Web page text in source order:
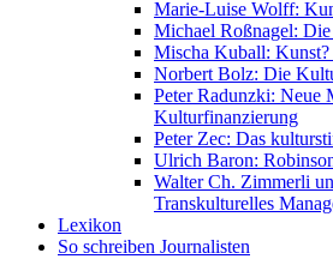
Marie-Luise Wolff:
Michael Roßnagel:
Mischa Kuball:
Norbert Bolz: Die
Peter Radunzki: Neue
Kulturfinanzierung
Peter Zec: Das
Ulrich Baron:
Walter Ch. Zimmerli
Transkulturelles
Lexikon
So schreiben Journalisten